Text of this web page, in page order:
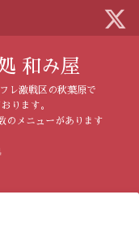
和み屋
レ激戦区の秋葉原で
ります。
のメニューがあります